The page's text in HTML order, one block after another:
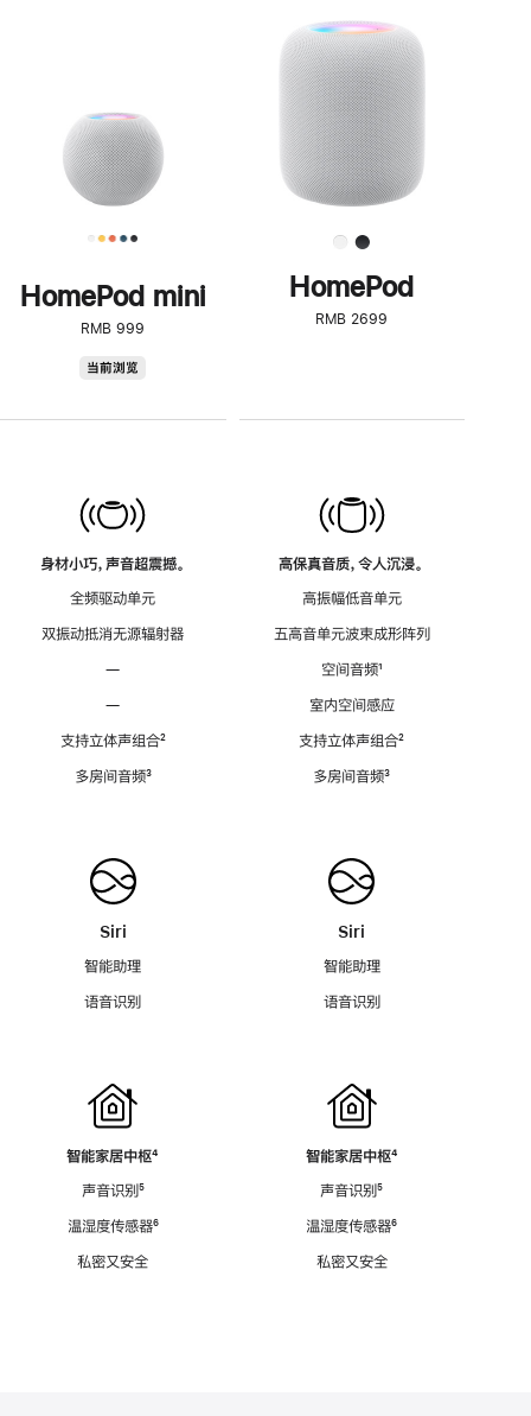
HomePod mini
RMB 999
当前浏览
身材小巧，声音超震撼。
全频驱动单元
双振动抵消无源辐射器
—
—
支持立体声组合脚
²
多房间音频脚
³
Siri
智能助理
语音识别
智能家居中枢脚
⁴
声音识别脚
⁵
温湿度传感器脚
⁶
私密又安全
步
了
解
HomePod<
HomePod
RMB 2699
高保真音质，令人沉浸。
高振幅低音单元
五高音单元波束成形阵列
空间音频脚
¹
室内空间感应
支持立体声组合脚
²
多房间音频脚
³
Siri
智能助理
语音识别
智能家居中枢脚
⁴
声音识别脚
⁵
温湿度传感器脚
⁶
私密又安全